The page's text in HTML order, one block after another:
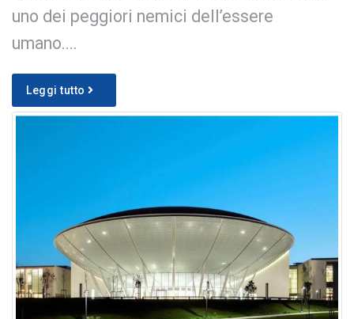
uno dei peggiori nemici dell’essere
umano....
Leggi tutto